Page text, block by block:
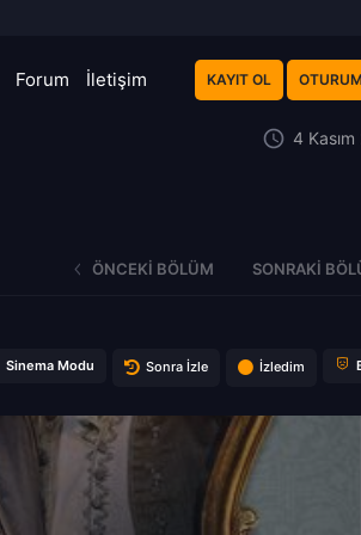
Forum İletişim KAYIT OL
4
ÖNCEKI BÖLÜM SONRAKI
Sinema Modu Sonra İzle İzledim